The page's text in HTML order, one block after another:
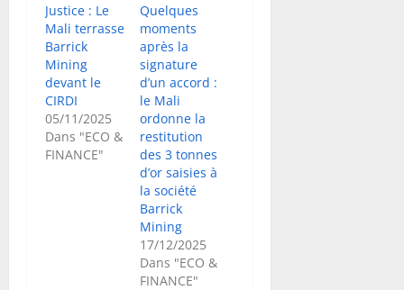
Justice : Le
Mali terrasse
Barrick
Mining
devant le
CIRDI
05/11/2025
Dans "ECO &
FINANCE"
Quelques
moments
après la
signature
d’un accord :
le Mali
ordonne la
restitution
des 3 tonnes
d’or saisies à
la société
Barrick
Mining
17/12/2025
Dans "ECO &
FINANCE"